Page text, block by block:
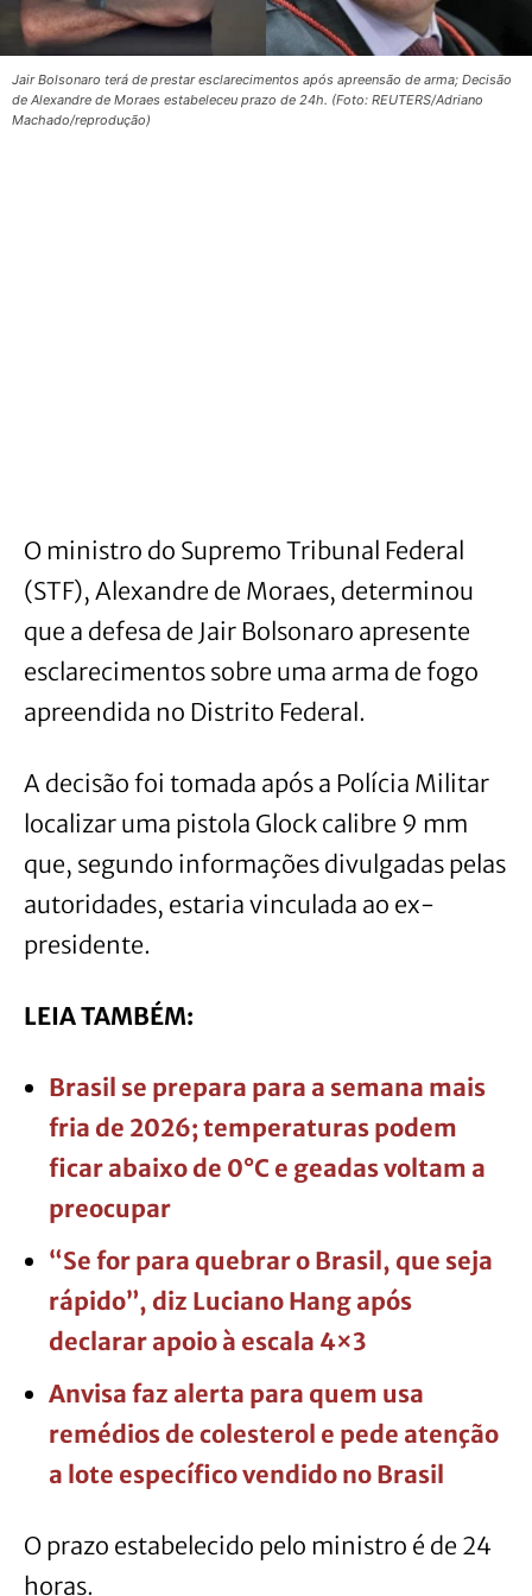
Jair Bolsonaro terá de prestar esclarecimentos após apreensão de arma; Decisão
de Alexandre de Moraes estabeleceu prazo de 24h. (Foto: REUTERS/Adriano
Machado/reprodução)
O ministro do Supremo Tribunal Federal
(STF), Alexandre de Moraes, determinou
que a defesa de Jair Bolsonaro apresente
esclarecimentos sobre uma arma de fogo
apreendida no Distrito Federal.
A decisão foi tomada após a Polícia Militar
localizar uma pistola Glock calibre 9 mm
que, segundo informações divulgadas pelas
autoridades, estaria vinculada ao ex-
presidente.
LEIA TAMBÉM:
Brasil se prepara para a semana mais
fria de 2026; temperaturas podem
ficar abaixo de 0°C e geadas voltam a
preocupar
“Se for para quebrar o Brasil, que seja
rápido”, diz Luciano Hang após
declarar apoio à escala 4×3
Anvisa faz alerta para quem usa
remédios de colesterol e pede atenção
a lote específico vendido no Brasil
O prazo estabelecido pelo ministro é de 24
horas.